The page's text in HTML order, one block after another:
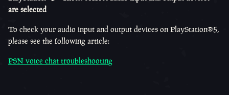
are selected
To check your audio input and output devices on PlayStation®5,
please see the following article:
PSN voice chat troubleshooting